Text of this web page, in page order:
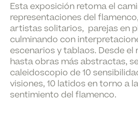
Esta exposición retoma el
representaciones del
artistas solitarios, parejas en
culminando con
escenarios y tablaos. Desde el
hasta obras más abstractas,
caleidoscopio de 10
visiones, 10 latidos en torno a
sentimiento del flamenco.